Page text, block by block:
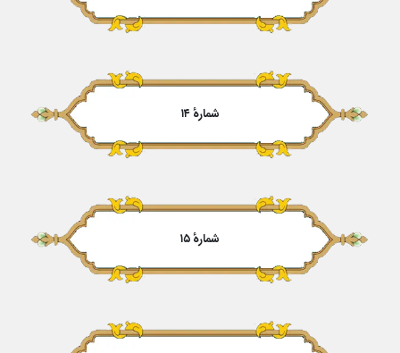
شمارهٔ ۱۴
شمارهٔ ۱۵